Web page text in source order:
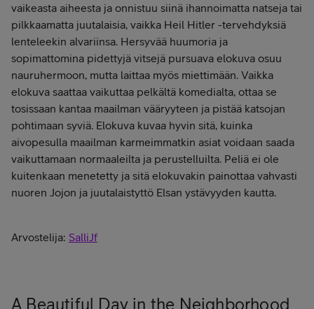
vaikeasta aiheesta ja onnistuu siinä ihannoimatta natseja tai
pilkkaamatta juutalaisia, vaikka Heil Hitler -tervehdyksiä
lenteleekin alvariinsa. Hersyvää huumoria ja
sopimattomina pidettyjä vitsejä pursuava elokuva osuu
nauruhermoon, mutta laittaa myös miettimään. Vaikka
elokuva saattaa vaikuttaa pelkältä komedialta, ottaa se
tosissaan kantaa maailman vääryyteen ja pistää katsojan
pohtimaan syviä. Elokuva kuvaa hyvin sitä, kuinka
aivopesulla maailman karmeimmatkin asiat voidaan saada
vaikuttamaan normaaleilta ja perustelluilta. Peliä ei ole
kuitenkaan menetetty ja sitä elokuvakin painottaa vahvasti
nuoren Jojon ja juutalaistyttö Elsan ystävyyden kautta.
Arvostelija: SalliJf
A Beautiful Day in the Neighborhood